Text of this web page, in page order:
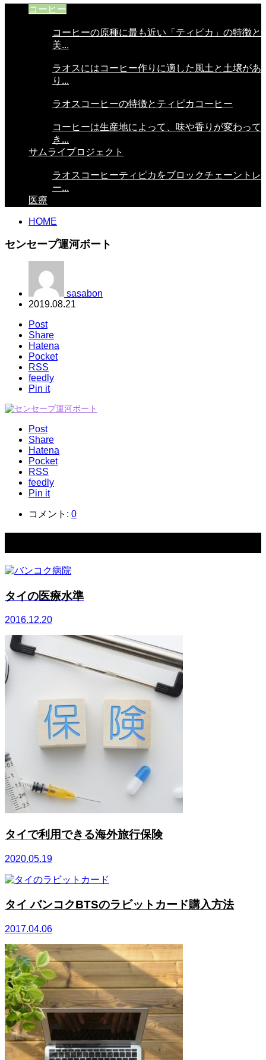
コーヒー
コーヒーの原種に最も近い「ティピカ」の特徴と
美...
ラオスにはコーヒー作りに適した風土と土壌があ
り...
ラオスコーヒーの特徴とティピカコーヒー
コーヒーは生産地によって、味や香りが変わって
き...
サムライプロジェクト
ラオスコーヒーティピカをブロックチェーントレ
ー...
医療
HOME
センセープ運河ボート
sasabon
2019.08.21
Post
Share
Hatena
Pocket
RSS
feedly
Pin it
Post
Share
Hatena
Pocket
RSS
feedly
Pin it
コメント: 0
タイの医療水準
2016.12.20
タイで利用できる海外旅行保険
2020.05.19
タイ バンコクBTSのラビットカード購入方法
2017.04.06